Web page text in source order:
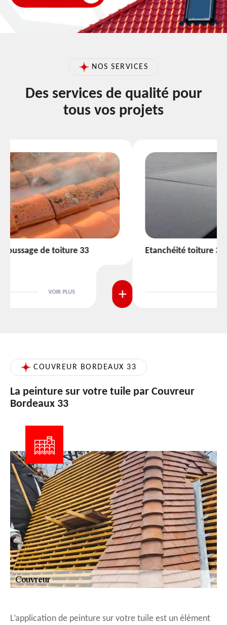
NOS SERVICES
Des services de qualité pour
tous vos projets
Etanchéité toiture 33
VOIR PLUS
COUVREUR BORDEAUX 33
La peinture sur votre tuile par Couvreur
Bordeaux 33
L’application de peinture sur votre tuile est un élément